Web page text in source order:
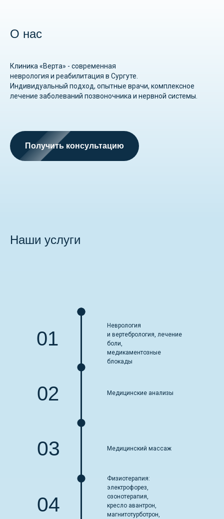
О нас
Клиника «Верта» - современная
неврология и реабилитация в Сургуте.
Индивидуальный подход, опытные врачи, комплексное
лечение заболеваний позвоночника и нервной системы.
Получить консультацию
Наши услуги
04
Физиотерапия:
электрофорез,
озонотерапия,
кресло авантрон,
магнитотурботрон,
03 Медицинский массаж
02
01
Медицинские анализы
Неврология
и вертебрология, лечение
боли,
медикаментозные
блокады